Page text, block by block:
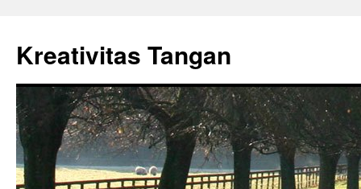
content
Kreativitas Tangan